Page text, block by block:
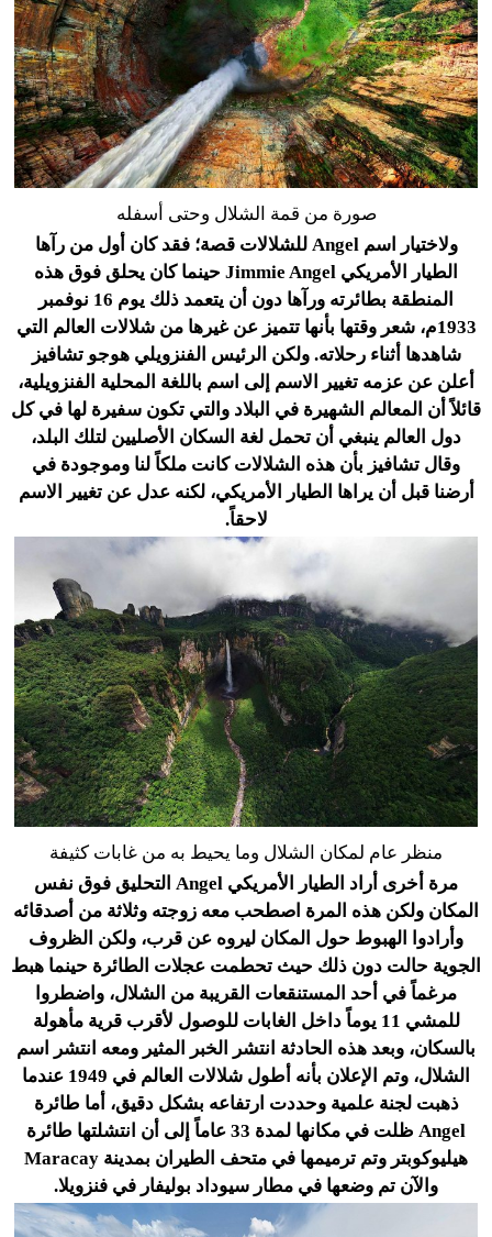
صورة من قمة الشلال وحتى أسفله
ولاختيار اسم Angel للشلالات قصة؛ فقد كان أول من رآها
الطيار الأمريكي Jimmie Angel حينما كان يحلق فوق هذه
المنطقة بطائرته ورآها دون أن يتعمد ذلك يوم 16 نوفمبر
1933م، شعر وقتها بأنها تتميز عن غيرها من شلالات العالم التي
شاهدها أثناء رحلاته. ولكن الرئيس الفنزويلي هوجو تشافيز
أعلن عن عزمه تغيير الاسم إلى اسم باللغة المحلية الفنزويلية،
قائلاً أن المعالم الشهيرة في البلاد والتي تكون سفيرة لها في كل
دول العالم ينبغي أن تحمل لغة السكان الأصليين لتلك البلد،
وقال تشافيز بأن هذه الشلالات كانت ملكاً لنا وموجودة في
أرضنا قبل أن يراها الطيار الأمريكي، لكنه عدل عن تغيير الاسم
لاحقاً.
منظر عام لمكان الشلال وما يحيط به من غابات كثيفة
مرة أخرى أراد الطيار الأمريكي Angel التحليق فوق نفس
المكان ولكن هذه المرة اصطحب معه زوجته وثلاثة من أصدقائه
وأرادوا الهبوط حول المكان ليروه عن قرب، ولكن الظروف
الجوية حالت دون ذلك حيث تحطمت عجلات الطائرة حينما هبط
مرغماً في أحد المستنقعات القريبة من الشلال، واضطروا
للمشي 11 يوماً داخل الغابات للوصول لأقرب قرية مأهولة
بالسكان، وبعد هذه الحادثة انتشر الخبر المثير ومعه انتشر اسم
الشلال، وتم الإعلان بأنه أطول شلالات العالم في 1949 عندما
ذهبت لجنة علمية وحددت ارتفاعه بشكل دقيق، أما طائرة
Angel ظلت في مكانها لمدة 33 عاماً إلى أن انتشلتها طائرة
هيليوكوبتر وتم ترميمها في متحف الطيران بمدينة Maracay
والآن تم وضعها في مطار سيوداد بوليفار في فنزويلا.